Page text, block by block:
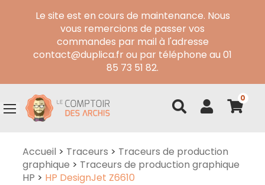
Le site est en cours de maintenance. Nous
vous remercions de passer vos
commandes par mail à l'adresse
contact@duplica.fr ou par téléphone au 01
85 73 51 82.
0
Accueil > Traceurs > Traceurs de production
graphique > Traceurs de production graphique
HP > HP DesignJet Z6610